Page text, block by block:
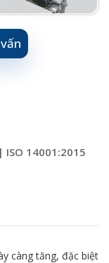
ISO 14001:2015
càng tăng, đặc biệt